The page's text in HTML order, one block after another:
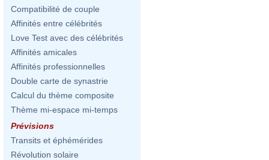
Compatibilité de couple
Affinités entre célébrités
Love Test avec des célébrités
Affinités amicales
Affinités professionnelles
Double carte de synastrie
Calcul du thème composite
Thème mi-espace mi-temps
Prévisions
Transits et éphémérides
Révolution solaire